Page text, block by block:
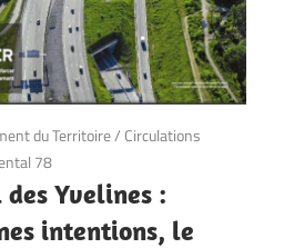
du Territoire/ Circulations
78
Yvelines :
intentions, le